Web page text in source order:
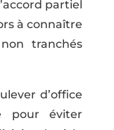
partiel
à connaître
tranchés
d’office
pour éviter